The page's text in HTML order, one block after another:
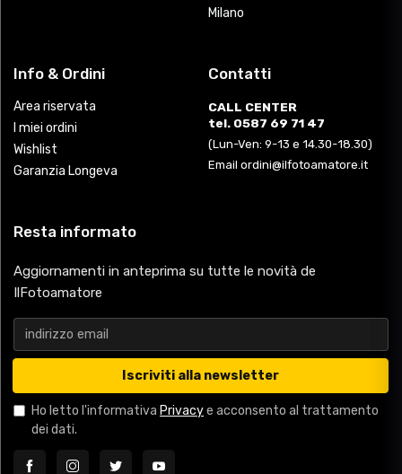
Milano
Info & Ordini
Area riservata
I miei ordini
Wishlist
Garanzia Longeva
Contatti
CALL CENTER
tel. 0587 69 71 47
(Lun-Ven: 9-13 e 14.30-18.30)
Email ordini@ilfotoamatore.it
Resta informato
Aggiornamenti in anteprima su tutte le novità de
IlFotoamatore
Iscriviti alla newsletter
Ho letto l'informativa Privacye acconsento al trattamento
dei dati.